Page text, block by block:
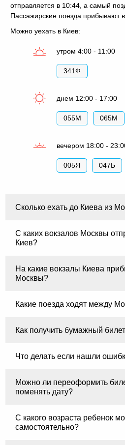
отправляется в 10:44, а самый
Пассажирские поезда прибывают
Можно уехать в Киев:
утром 4:00 - 11:00
341Ф
днем 12:00 - 17:00
055М 065М
вечером 18:00 -
005Я 047Ь
Сколько ехать до Киева из
С каких вокзалов Москвы
Киев?
На какие вокзалы Киева
Москвы?
Какие поезда ходят между
Как получить бумажный
Что делать если нашли
Можно ли переоформить
поменять дату?
С какого возраста ребенок
самостоятельно?